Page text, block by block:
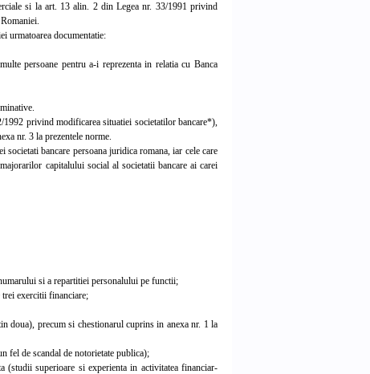
si la art. 13 alin. 2 din Legea nr. 33/1991 privind
urmatoarea documentatie:
persoane pentru a-i reprezenta in relatia cu Banca
privind modificarea situatiei societatilor bancare*),
nr. 3 la prezentele norme.
bancare persoana juridica romana, iar cele care
capitalului social al societatii bancare ai carei
si a repartitiei personalului pe functii;
exercitii financiare;
doua), precum si chestionarul cuprins in anexa nr. 1 la
fel de scandal de notorietate publica);
superioare si experienta in activitatea financiar-